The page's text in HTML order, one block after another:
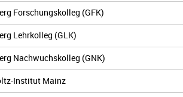
Forschungskolleg (GFK)
Lehrkolleg (GLK)
Nachwuchskolleg (GNK)
Institut Mainz